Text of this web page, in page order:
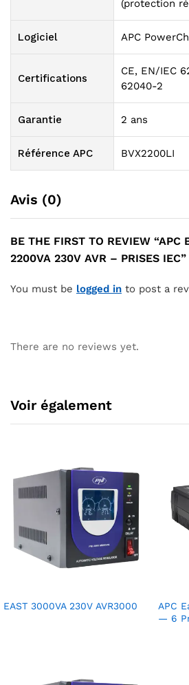
(protection
Logiciel APC
Certifications
CE, EN/IEC
62040-2
Garantie 2 ans
Référence APC BVX2200LI
Avis (0)
BE THE FIRST TO REVIEW “APC
2200VA 230V AVR – PRISES IEC”
You must be logged in to post a
There are no reviews yet.
Voir également
EAST 3000VA 230V AVR3000
APC
— 6